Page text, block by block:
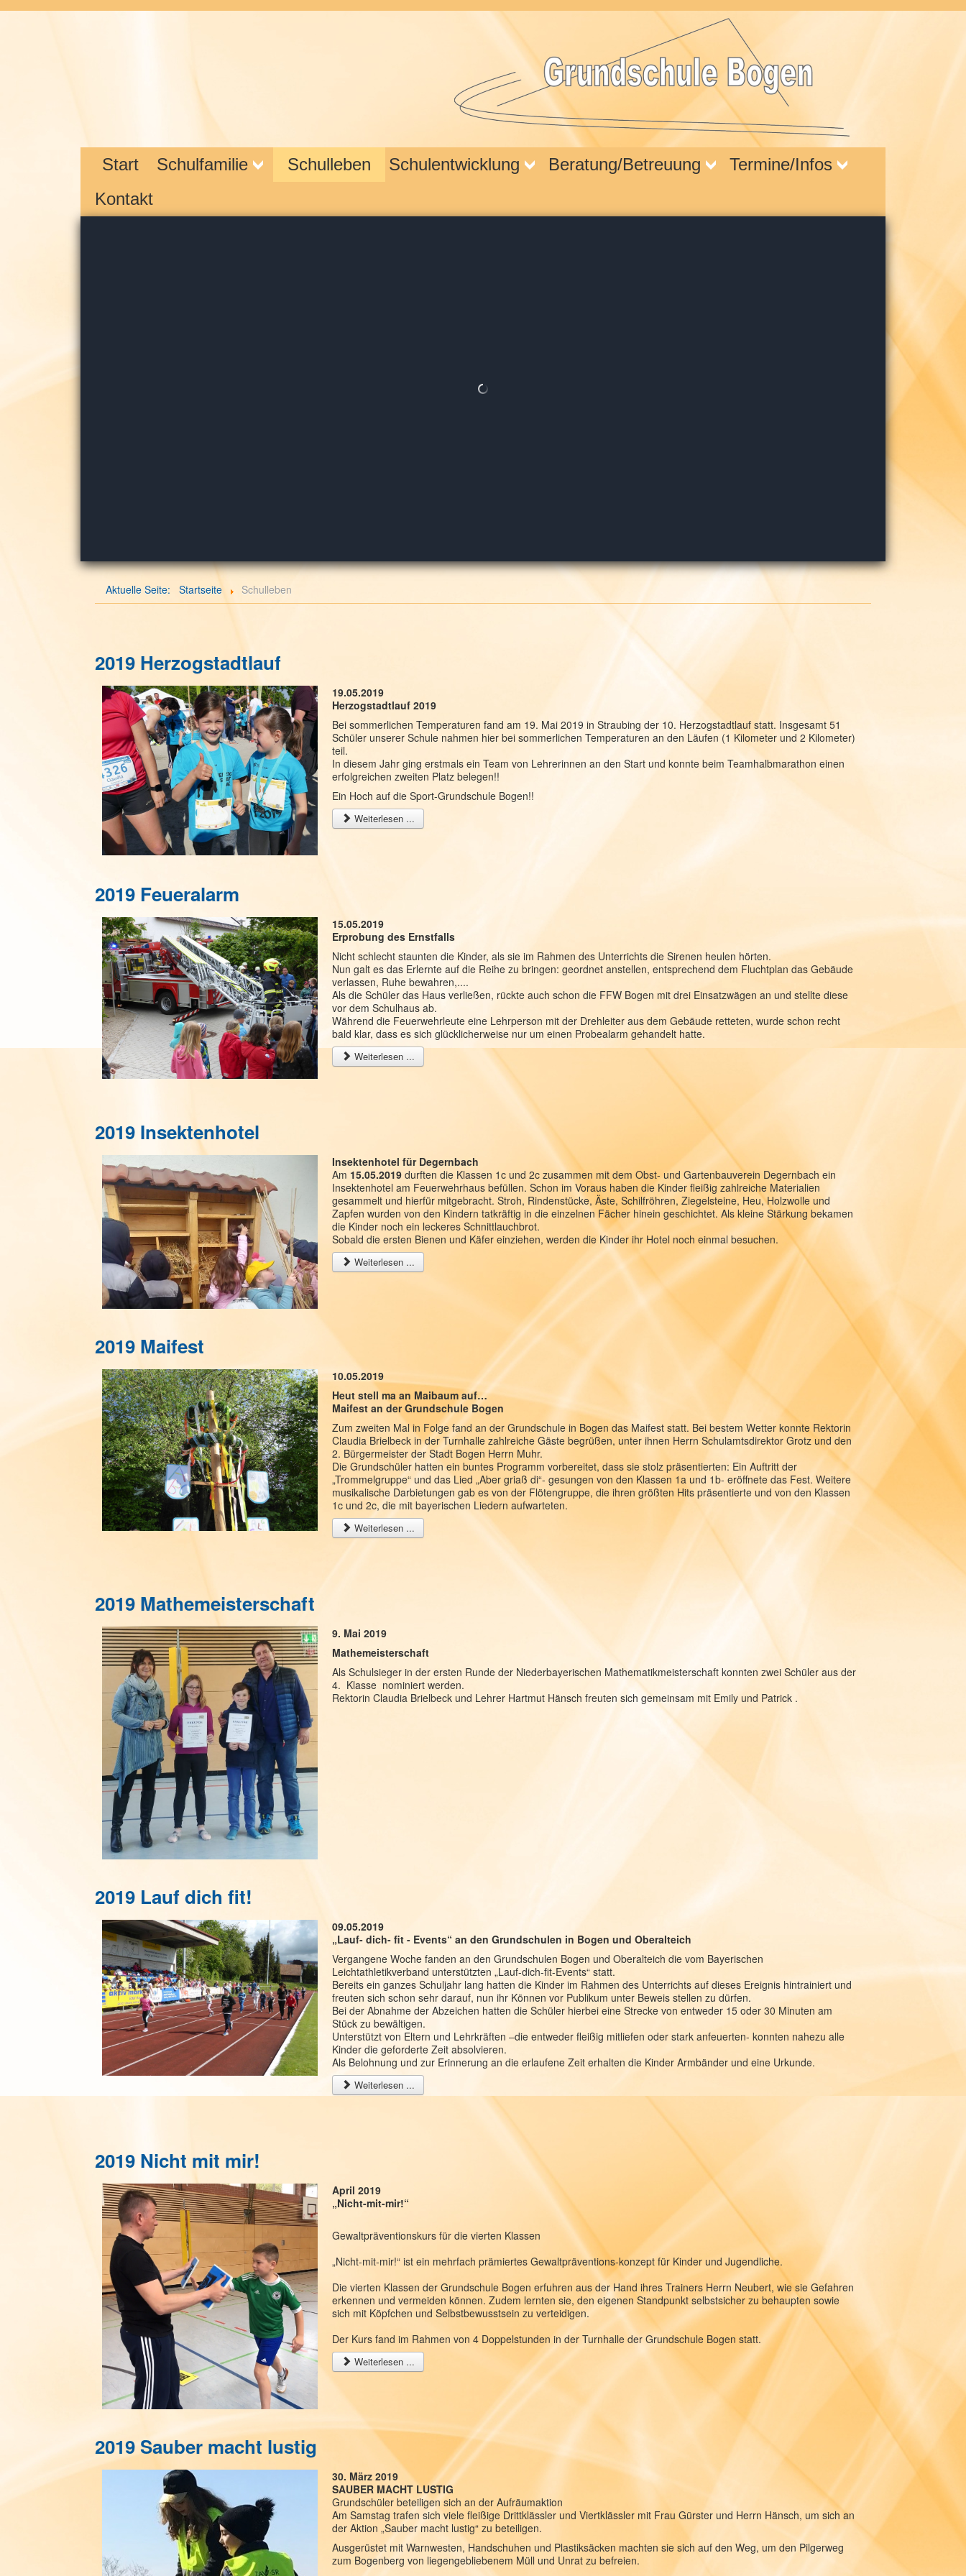
Start Schulfamilie Schulleben Schulentwicklung Beratung/Betreuung
Termine/Infos
Kontakt
Aktuelle Seite: Startseite Schulleben
2019 Herzogstadtlauf
19.05.2019
Herzogstadtlauf 2019
Bei sommerlichen Temperaturen fand am 19. Mai 2019 in Straubing der 10. Herzogstadtlauf statt. Insgesamt 51
Schüler unserer Schule nahmen hier bei sommerlichen Temperaturen an den Läufen (1 Kilometer und 2 Kilometer)
teil.
In diesem Jahr ging erstmals ein Team von Lehrerinnen an den Start und konnte beim Teamhalbmarathon einen
erfolgreichen zweiten Platz belegen!!
Ein Hoch auf die Sport-Grundschule Bogen!!
Weiterlesen ...
2019 Feueralarm
15.05.2019
Erprobung des Ernstfalls
Nicht schlecht staunten die Kinder, als sie im Rahmen des Unterrichts die Sirenen heulen hörten.
Nun galt es das Erlernte auf die Reihe zu bringen: geordnet anstellen, entsprechend dem Fluchtplan das Gebäude
verlassen, Ruhe bewahren,....
Als die Schüler das Haus verließen, rückte auch schon die FFW Bogen mit drei Einsatzwägen an und stellte diese
vor dem Schulhaus ab.
Während die Feuerwehrleute eine Lehrperson mit der Drehleiter aus dem Gebäude retteten, wurde schon recht
bald klar, dass es sich glücklicherweise nur um einen Probealarm gehandelt hatte.
Weiterlesen ...
2019 Insektenhotel
Insektenhotel für Degernbach
Am 15.05.2019 durften die Klassen 1c und 2c zusammen mit dem Obst- und Gartenbauverein Degernbach ein
Insektenhotel am Feuerwehrhaus befüllen. Schon im Voraus haben die Kinder fleißig zahlreiche Materialien
gesammelt und hierfür mitgebracht. Stroh, Rindenstücke, Äste, Schilfröhren, Ziegelsteine, Heu, Holzwolle und
Zapfen wurden von den Kindern tatkräftig in die einzelnen Fächer hinein geschichtet. Als kleine Stärkung bekamen
die Kinder noch ein leckeres Schnittlauchbrot.
Sobald die ersten Bienen und Käfer einziehen, werden die Kinder ihr Hotel noch einmal besuchen.
Weiterlesen ...
2019 Maifest
10.05.2019
Heut stell ma an Maibaum auf…
Maifest an der Grundschule Bogen
Zum zweiten Mal in Folge fand an der Grundschule in Bogen das Maifest statt. Bei bestem Wetter konnte Rektorin
Claudia Brielbeck in der Turnhalle zahlreiche Gäste begrüßen, unter ihnen Herrn Schulamtsdirektor Grotz und den
2. Bürgermeister der Stadt Bogen Herrn Muhr.
Die Grundschüler hatten ein buntes Programm vorbereitet, dass sie stolz präsentierten: Ein Auftritt der
„Trommelgruppe“ und das Lied „Aber griaß di“- gesungen von den Klassen 1a und 1b- eröffnete das Fest. Weitere
musikalische Darbietungen gab es von der Flötengruppe, die ihren größten Hits präsentierte und von den Klassen
1c und 2c, die mit bayerischen Liedern aufwarteten.
Weiterlesen ...
2019 Mathemeisterschaft
9. Mai 2019
Mathemeisterschaft
Als Schulsieger in der ersten Runde der Niederbayerischen Mathematikmeisterschaft konnten zwei Schüler aus der
4. Klasse nominiert werden.
Rektorin Claudia Brielbeck und Lehrer Hartmut Hänsch freuten sich gemeinsam mit Emily und Patrick .
2019 Lauf dich fit!
09.05.2019
„Lauf- dich- fit - Events“ an den Grundschulen in Bogen und Oberalteich
Vergangene Woche fanden an den Grundschulen Bogen und Oberalteich die vom Bayerischen
Leichtathletikverband unterstützten „Lauf-dich-fit-Events“ statt.
Bereits ein ganzes Schuljahr lang hatten die Kinder im Rahmen des Unterrichts auf dieses Ereignis hintrainiert und
freuten sich schon sehr darauf, nun ihr Können vor Publikum unter Beweis stellen zu dürfen.
Bei der Abnahme der Abzeichen hatten die Schüler hierbei eine Strecke von entweder 15 oder 30 Minuten am
Stück zu bewältigen.
Unterstützt von Eltern und Lehrkräften –die entweder fleißig mitliefen oder stark anfeuerten- konnten nahezu alle
Kinder die geforderte Zeit absolvieren.
Als Belohnung und zur Erinnerung an die erlaufene Zeit erhalten die Kinder Armbänder und eine Urkunde.
Weiterlesen ...
2019 Nicht mit mir!
April 2019
„Nicht-mit-mir!“
Gewaltpräventionskurs für die vierten Klassen
„Nicht-mit-mir!“ ist ein mehrfach prämiertes Gewaltpräventions-konzept für Kinder und Jugendliche.
Die vierten Klassen der Grundschule Bogen erfuhren aus der Hand ihres Trainers Herrn Neubert, wie sie Gefahren
erkennen und vermeiden können. Zudem lernten sie, den eigenen Standpunkt selbstsicher zu behaupten sowie
sich mit Köpfchen und Selbstbewusstsein zu verteidigen.
Der Kurs fand im Rahmen von 4 Doppelstunden in der Turnhalle der Grundschule Bogen statt.
Weiterlesen ...
2019 Sauber macht lustig
30. März 2019
SAUBER MACHT LUSTIG
Grundschüler beteiligen sich an der Aufräumaktion
Am Samstag trafen sich viele fleißige Drittklässler und Viertklässler mit Frau Gürster und Herrn Hänsch, um sich an
der Aktion „Sauber macht lustig“ zu beteiligen.
Ausgerüstet mit Warnwesten, Handschuhen und Plastiksäcken machten sie sich auf den Weg, um den Pilgerweg
zum Bogenberg von liegengebliebenem Müll und Unrat zu befreien.